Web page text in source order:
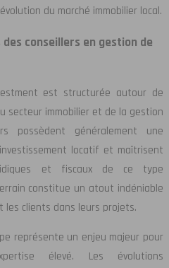
du marché immobilier local.
conseillers en gestion de
est structurée autour de
secteur immobilier et de la gestion
possèdent généralement une
locatif et maîtrisent
et fiscaux de ce type
constitue un atout indéniable
les clients dans leurs projets.
représente un enjeu majeur pour
élevé. Les évolutions